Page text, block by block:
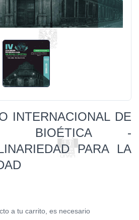
INTERNACIONAL DE
BIOÉTICA -
PARA LA
a tu carrito, es necesario